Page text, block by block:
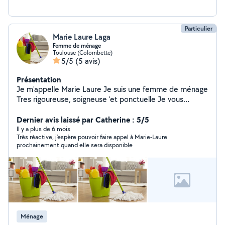
Particulier
Marie Laure Laga
Femme de ménage
Toulouse (Colombette)
5/5 (5 avis)
Présentation
Je m'appelle Marie Laure Je suis une femme de ménage
Tres rigoureuse, soigneuse 'et ponctuelle Je vous
vos domicile qui sont, dépoussiérer , netoyage du sol ,
repassage, salle de bain, fenêtre,vitres toilette,les
poubelles Cuisine ect... Merci
Dernier avis laissé par Catherine : 5/5
Il y a plus de 6 mois
Très réactive, j’espère pouvoir faire appel à Marie-Laure
prochainement quand elle sera disponible
Ménage